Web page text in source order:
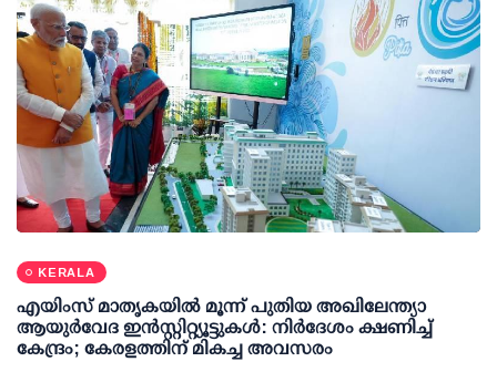
KERALA
എയിംസ് മാതൃകയില്‍ മൂന്ന് പുതിയ അഖിലേന്ത്യാ
ആയുര്‍വേദ ഇന്‍സ്റ്റിറ്റ്യൂട്ടുകള്‍: നിര്‍ദേശം ക്ഷണിച്ച്
കേന്ദ്രം; കേരളത്തിന് മികച്ച അവസരം